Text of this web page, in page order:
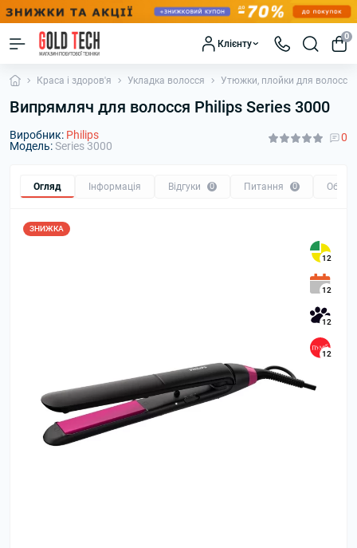
Клієнту
0
Краса і здоров'я Укладка волосся Утюжки, плойки для волосся
Випрямляч для волосся Philips Series 3000
Виробник: Philips
Модель:Series 3000
0
Огляд Інформація Відгуки 0 Питання 0 Обмін
ЗНИЖКА
12
12
12
12